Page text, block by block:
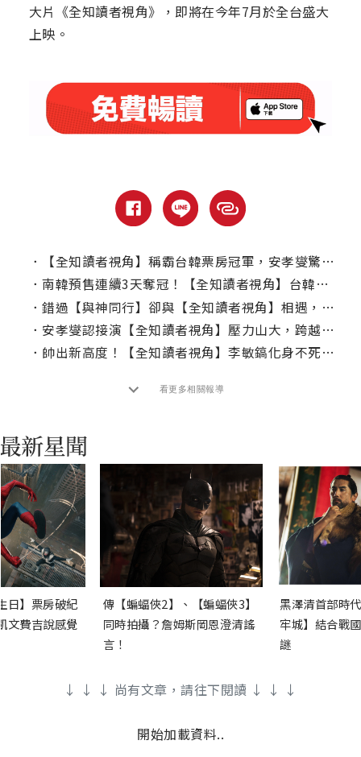
大片《全知讀者視角》，即將在今年7月於全台盛大
上映。
．
【全知讀者視角】稱霸台韓票房冠軍，安孝燮驚吐「一度不想當演員」
． 南韓預售連續3天奪冠！【全知讀者視角】台韓群星搶看引爆話題
． 錯過【與神同行】卻與【全知讀者視角】相遇，李敏鎬親曝接演內幕
． 安孝燮認接演【全知讀者視角】壓力山大，跨越心魔打造「金獨子」
． 帥出新高度！【全知讀者視角】李敏鎬化身不死戰士助安孝燮改寫命運
看更多相關報導
日】票房破紀
文費吉說感覺
傳【蝙蝠俠2】、【蝙蝠俠3】
同時拍攝？詹姆斯岡恩澄清謠
言！
黑澤清首部時
牢城】結合戰
謎
↓ ↓ ↓ 尚有文章，請往下閱讀 ↓ ↓ ↓
開始加載資料..